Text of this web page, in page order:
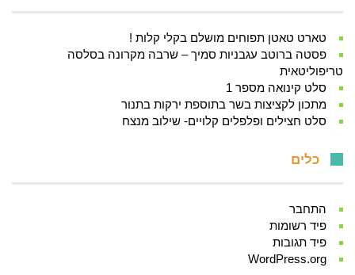
טארט טאטן תפוחים מושלם בקלי קלות !
פסטה ברוטב עגבניות סמיך – שרבה מקרונה בסלסה
טריפוליטאית
סלט קינואה מספר 1
מתכון לקציצות בשר בתוספת ירקות בתנור
סלט חצילים ופלפלים קלויים- שילוב מנצח
כלים
התחבר
פיד רשומות
פיד תגובות
WordPress.org